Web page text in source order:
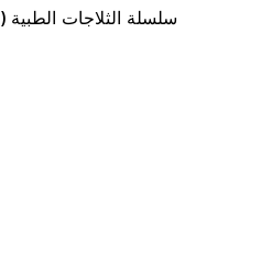
سلسلة الثلاجات الطبية (2-8 درجة مئوية).